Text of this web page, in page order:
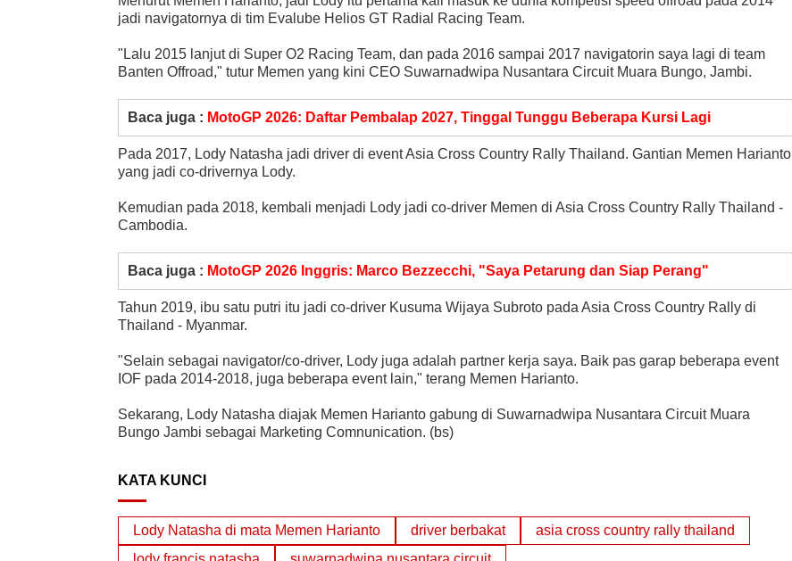
jadi navigatornya di tim Evalube Helios GT Radial Racing Team.
"Lalu 2015 lanjut di Super O2 Racing Team, dan pada 2016 sampai 2017 navigatorin saya lagi di team
Banten Offroad," tutur Memen yang kini CEO Suwarnadwipa Nusantara Circuit Muara Bungo, Jambi.
Baca juga : MotoGP 2026: Daftar Pembalap 2027, Tinggal Tunggu Beberapa Kursi Lagi
Pada 2017, Lody Natasha jadi driver di event Asia Cross Country Rally Thailand. Gantian Memen Harianto
yang jadi co-drivernya Lody.
Kemudian pada 2018, kembali menjadi Lody jadi co-driver Memen di Asia Cross Country Rally Thailand -
Cambodia.
Baca juga : MotoGP 2026 Inggris: Marco Bezzecchi, "Saya Petarung dan Siap Perang"
Tahun 2019, ibu satu putri itu jadi co-driver Kusuma Wijaya Subroto pada Asia Cross Country Rally di
Thailand - Myanmar.
"Selain sebagai navigator/co-driver, Lody juga adalah partner kerja saya. Baik pas garap beberapa event
IOF pada 2014-2018, juga beberapa event lain," terang Memen Harianto.
Sekarang, Lody Natasha diajak Memen Harianto gabung di Suwarnadwipa Nusantara Circuit Muara
Bungo Jambi sebagai Marketing Comnunication. (bs)
KATA KUNCI
Lody Natasha di mata Memen Harianto driver berbakat
asia cross country rally thailand